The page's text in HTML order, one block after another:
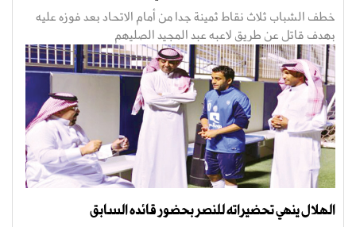
خطف الشباب ثلاث نقاط ثمينة جدا من أمام الاتحاد بعد فوزه عليه
بهدف قاتل عن طريق لاعبه عبد المجيد الصليهم
الهلال ينهي تحضيراته للنصر بحضور قائده السابق